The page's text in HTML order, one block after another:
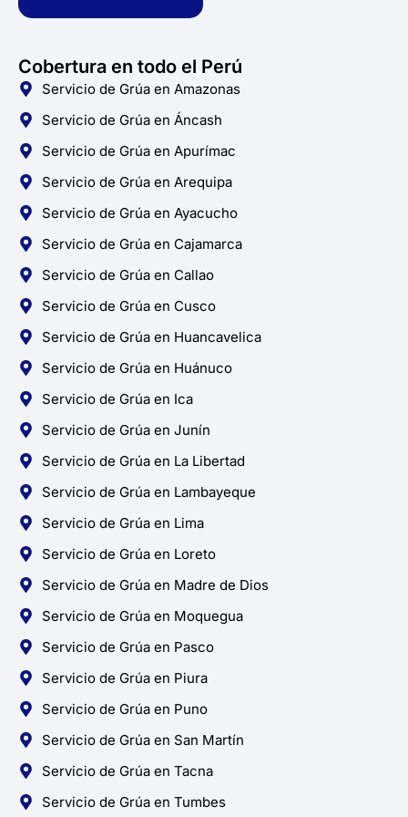
Cobertura en todo el Perú
Servicio de Grúa en Amazonas
Servicio de Grúa en Áncash
Servicio de Grúa en Apurímac
Servicio de Grúa en Arequipa
Servicio de Grúa en Ayacucho
Servicio de Grúa en Cajamarca
Servicio de Grúa en Callao
Servicio de Grúa en Cusco
Servicio de Grúa en Huancavelica
Servicio de Grúa en Huánuco
Servicio de Grúa en Ica
Servicio de Grúa en Junín
Servicio de Grúa en La Libertad
Servicio de Grúa en Lambayeque
Servicio de Grúa en Lima
Servicio de Grúa en Loreto
Servicio de Grúa en Madre de Dios
Servicio de Grúa en Moquegua
Servicio de Grúa en Pasco
Servicio de Grúa en Piura
Servicio de Grúa en Puno
Servicio de Grúa en San Martín
Servicio de Grúa en Tacna
Servicio de Grúa en Tumbes